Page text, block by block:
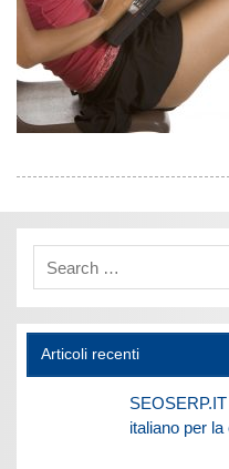
Articoli recenti
italiano per